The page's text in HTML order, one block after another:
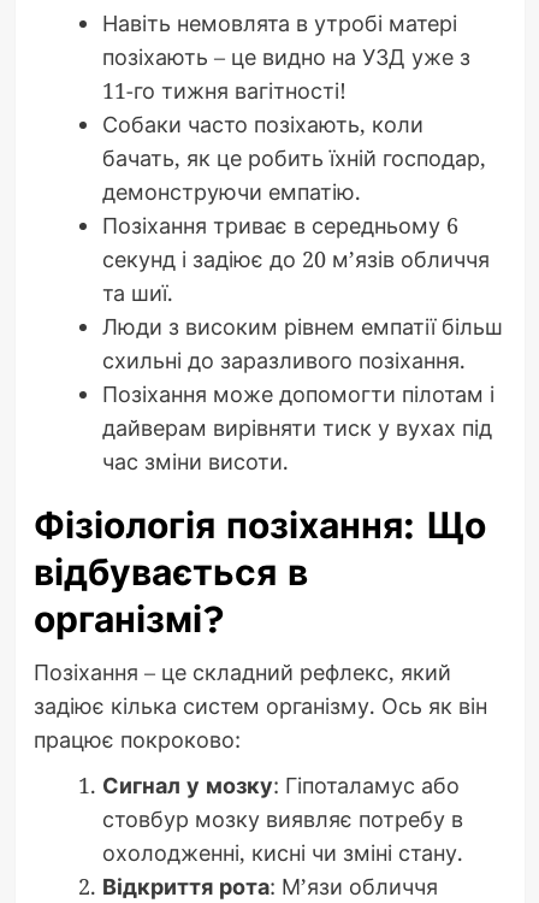
Навіть немовлята в утробі матері
позіхають – це видно на УЗД уже з
11-го тижня вагітності!
Собаки часто позіхають, коли
бачать, як це робить їхній господар,
демонструючи емпатію.
Позіхання триває в середньому 6
секунд і задіює до 20 м’язів обличчя
та шиї.
Люди з високим рівнем емпатії більш
схильні до заразливого позіхання.
Позіхання може допомогти пілотам і
дайверам вирівняти тиск у вухах під
час зміни висоти.
Фізіологія позіхання: Що
відбувається в
організмі?
Позіхання – це складний рефлекс, який
задіює кілька систем організму. Ось як він
працює покроково:
Сигнал у мозку: Гіпоталамус або
стовбур мозку виявляє потребу в
охолодженні, кисні чи зміні стану.
Відкриття рота: М’язи обличчя